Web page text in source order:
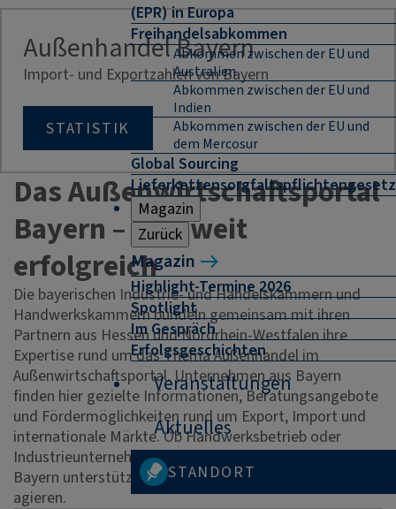
(EPR) in Europa
Freihandelsabkommen
Abkommen zwischen der EU und
Australien
Abkommen zwischen der EU und
Indien
Abkommen zwischen der EU und
dem Mercosur
Global Sourcing
Lieferkettensorgfaltspflichtengesetz
Magazin
Zurück
Magazin
Highlight-Termine 2026
Spotlight
Im Gespräch
Erfolgsgeschichten
Veranstaltungen
Aktuelles
STANDORT
Außenhandel Bayern
Import- und Exportzahlen von Bayern
STATISTIK
Das Außenwirtschaftsportal
Bayern – weltweit
erfolgreich
Die bayerischen Industrie- und Handelskammern und
Handwerkskammern bündeln gemeinsam mit ihren
Partnern aus Hessen und Nordrhein-Westfalen ihre
Expertise rund um das Thema Außenhandel im
Außenwirtschaftsportal. Unternehmen aus Bayern
finden hier gezielte Informationen, Beratungsangebote
und Fördermöglichkeiten rund um Export, Import und
internationale Märkte. Ob Handwerksbetrieb oder
Industrieunternehmen – das Außenwirtschaftsportal
Bayern unterstützt Sie dabei, weltweit erfolgreich zu
agieren.